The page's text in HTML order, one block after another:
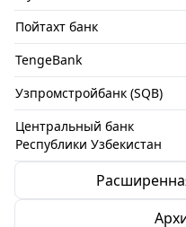
Пойтахт банк
TengeBank
Узпромстройбанк (SQB)
Центральный банк
Республики Узбекистан